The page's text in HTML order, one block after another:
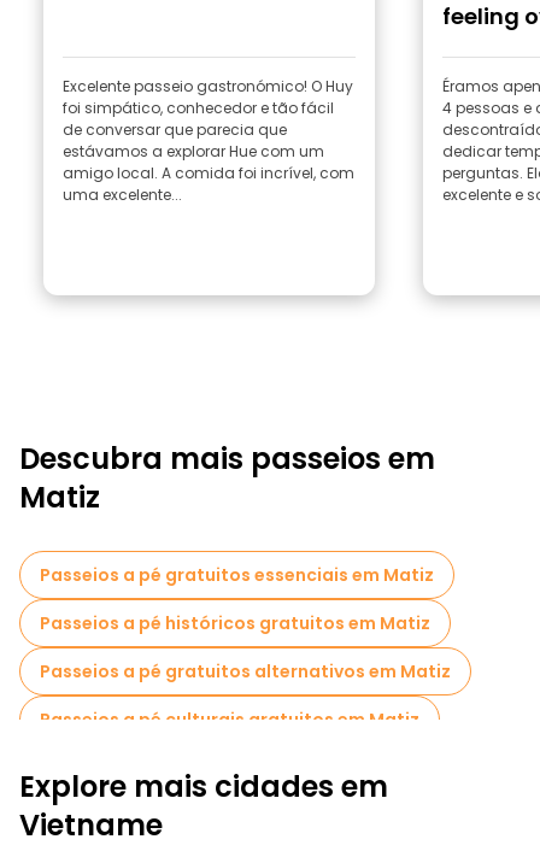
Excelente passeio gastronómico! O Huy
foi simpático, conhecedor e tão fácil
de conversar que parecia que
estávamos a explorar Hue com um
amigo local. A comida foi incrível, com
uma excelente...
feeling
Éramos
4 pessoas e
dedicar
perguntas.
excelente e
Descubra mais passeios em
Matiz
Passeios a pé gratuitos essenciais em Matiz
Passeios a pé históricos gratuitos em Matiz
Passeios a pé gratuitos alternativos em Matiz
Passeios a pé culturais gratuitos em Matiz
Passeios a pé gratuitos para famílias em Matiz
Cruzeiros em Matiz
Explore mais cidades em
Vietname